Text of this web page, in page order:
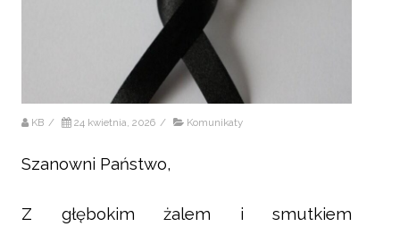
KB / 24 kwietnia, 2026 / Komunikaty
Szanowni Państwo,
Z głębokim żalem i smutkiem